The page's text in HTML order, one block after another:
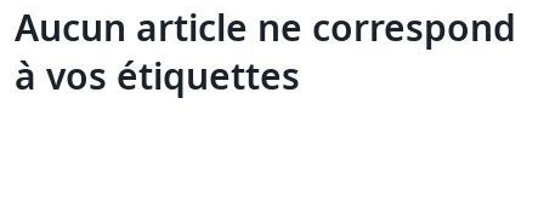
Aucun article ne correspond
à vos étiquettes